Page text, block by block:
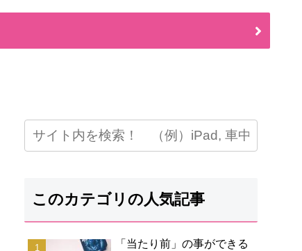
このカテゴリの人気記事
「当たり前」の事ができる